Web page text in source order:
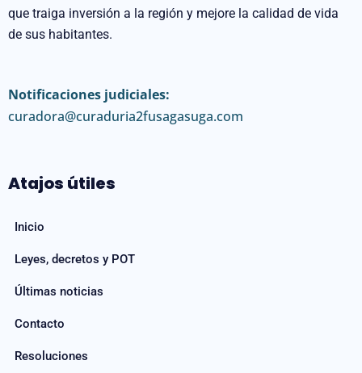
que traiga inversión a la región y mejore la calidad de vida
de sus habitantes.
Notificaciones judiciales:
curadora@curaduria2fusagasuga.com
Atajos útiles
Inicio
Leyes, decretos y POT
Últimas noticias
Contacto
Resoluciones